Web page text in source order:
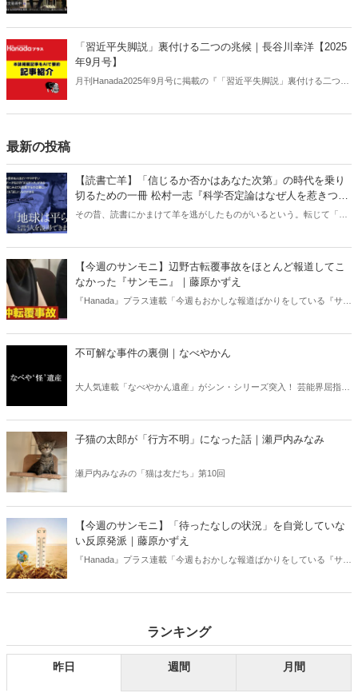
される。
「習近平失脚説」裏付ける二つの兆候｜長谷川幸洋【2025
年9月号】
月刊Hanada2025年9月号に掲載の『「習近平失脚説」裏付ける二つの
最新の投稿
【読書亡羊】「信じるか否かはあなた次第」の時代を乗り
切るための一冊 松村一志『科学否定論はなぜ人を惹きつけ
るのか』（ちくま新書）｜梶原麻衣子
その昔、読書にかまけて羊を逃がしたものがいるという。転じて「読
ある。元月刊『Hanada』編集部員のライター・梶原がお送りする時事
書評！
【今週のサンモニ】辺野古転覆事故をほとんど報道してこ
なかった『サンモニ』｜藤原かずえ
『Hanada』プラス連載「今週もおかしな報道ばかりをしている『サン
不可解な事件の裏側｜なべやかん
大人気連載「なべやかん遺産」がシン・シリーズ突入！ 芸能界屈指の
信じるか信じないかは、あなた次第！ 芸能ニュース
子猫の太郎が「行方不明」になった話｜瀬戸内みなみ
瀬戸内みなみの「猫は友だち」第10回
【今週のサンモニ】「待ったなしの状況」を自覚していな
い反原発派｜藤原かずえ
『Hanada』プラス連載「今週もおかしな報道ばかりをしている『サン
ランキング
昨日 週間 月間